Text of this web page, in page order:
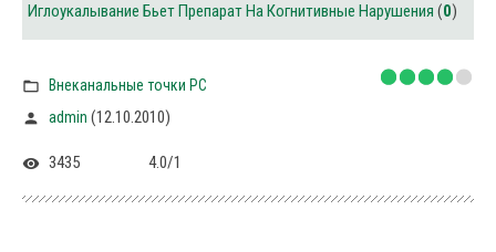
Иглоукалывание Бьет Препарат На Когнитивные Нарушения (0)
Внеканальные точки PC
admin (12.10.2010)
3435 4.0/1